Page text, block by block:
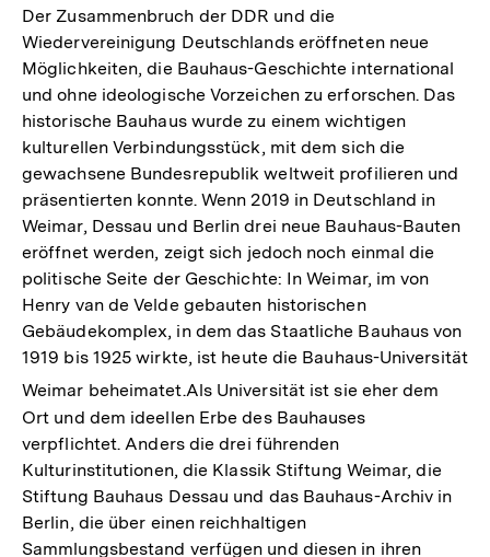
der
Fußnote
Der Zusammenbruch der DDR und die
Wiedervereinigung Deutschlands eröffneten neue
Möglichkeiten, die Bauhaus-Geschichte international
und ohne ideologische Vorzeichen zu erforschen. Das
historische Bauhaus wurde zu einem wichtigen
kulturellen Verbindungsstück, mit dem sich die
gewachsene Bundesrepublik weltweit profilieren und
präsentierten konnte. Wenn 2019 in Deutschland in
Weimar, Dessau und Berlin drei neue Bauhaus-Bauten
eröffnet werden, zeigt sich jedoch noch einmal die
politische Seite der Geschichte: In Weimar, im von
Henry van de Velde gebauten historischen
Gebäudekomplex, in dem das Staatliche Bauhaus von
1919 bis 1925 wirkte, ist heute die Bauhaus-Universität
Weimar beheimatet.Als Universität ist sie eher dem
Ort und dem ideellen Erbe des Bauhauses
verpflichtet. Anders die drei führenden
Kulturinstitutionen, die Klassik Stiftung Weimar, die
Stiftung Bauhaus Dessau und das Bauhaus-Archiv in
Berlin, die über einen reichhaltigen
Sammlungsbestand verfügen und diesen in ihren